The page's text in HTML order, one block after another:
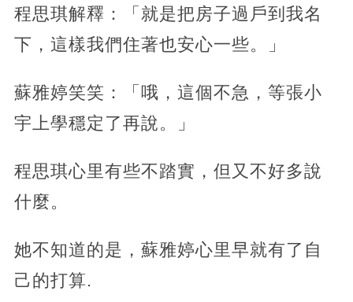
程思琪解釋：「就是把房子過戶到我名
下，這樣我們住著也安心一些。」
蘇雅婷笑笑：「哦，這個不急，等張小
宇上學穩定了再說。」
程思琪心里有些不踏實，但又不好多說
什麼。
她不知道的是，蘇雅婷心里早就有了自
己的打算.